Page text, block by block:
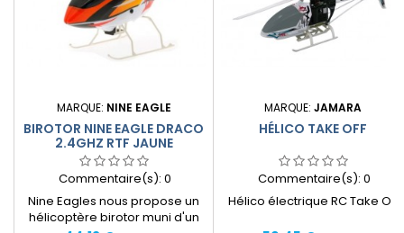
MARQUE: NINE EAGLE
BIROTOR NINE EAGLE DRACO
2.4GHZ RTF JAUNE
Commentaire(s): 0
Nine Eagles nous propose un
hélicoptère birotor muni d'un
MARQUE: JAMARA
HÉLICO TAKE OFF
Commentaire(s): 0
Hélico électrique RC Take Off